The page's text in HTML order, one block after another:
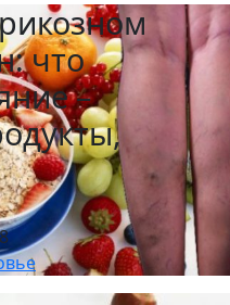
что
–